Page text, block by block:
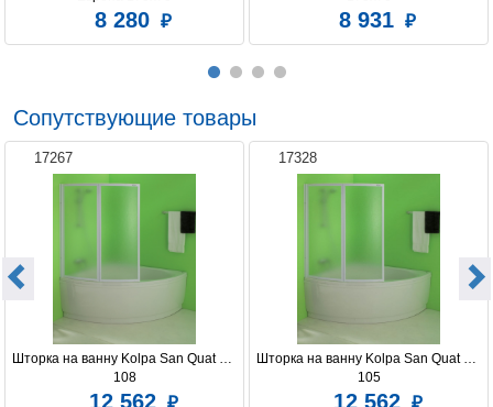
8 280 8 931
Сопутствующие товары
17267
Шторка на ванну Kolpa San Quat TP
108
12 562
17328
Шторка на ванну Kolpa San Quat TP
105
12 562